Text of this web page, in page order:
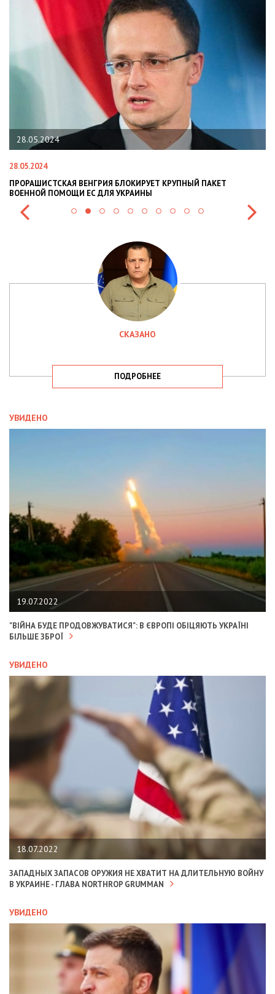
28.05.2024
28.05.2024
ПРОРАШИСТСКАЯ ВЕНГРИЯ БЛОКИРУЕТ КРУПНЫЙ ПАКЕТ
ВОЕННОЙ ПОМОЩИ ЕС ДЛЯ УКРАИНЫ
СКАЗАНО
ПОДРОБНЕЕ
УВИДЕНО
19.07.2022
"ВІЙНА БУДЕ ПРОДОВЖУВАТИСЯ": В ЄВРОПІ ОБІЦЯЮТЬ УКРАЇНІ
БІЛЬШЕ ЗБРОЇ
УВИДЕНО
18.07.2022
ЗАПАДНЫХ ЗАПАСОВ ОРУЖИЯ НЕ ХВАТИТ НА ДЛИТЕЛЬНУЮ ВОЙНУ
В УКРАИНЕ - ГЛАВА NORTHROP GRUMMAN
УВИДЕНО